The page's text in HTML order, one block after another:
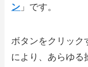
ン 」です。
ボタンをクリック
により、あらゆる